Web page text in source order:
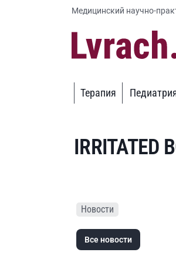
Медицинский научно-
Терапия
IRRITATED
Новости
Все новости